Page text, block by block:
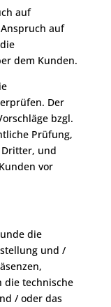
auf
auf
dem Kunden.
Der
bzgl.
Prüfung,
und
vor
die
und /
die technische
/ oder das